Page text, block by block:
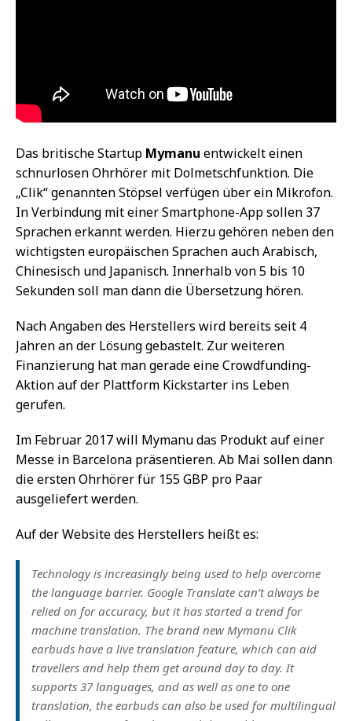
Das britische Startup Mymanu entwickelt einen
schnurlosen Ohrhörer mit Dolmetschfunktion. Die
„Clik“ genannten Stöpsel verfügen über ein Mikrofon.
In Verbindung mit einer Smartphone-App sollen 37
Sprachen erkannt werden. Hierzu gehören neben den
wichtigsten europäischen Sprachen auch Arabisch,
Chinesisch und Japanisch. Innerhalb von 5 bis 10
Sekunden soll man dann die Übersetzung hören.
Nach Angaben des Herstellers wird bereits seit 4
Jahren an der Lösung gebastelt. Zur weiteren
Finanzierung hat man gerade eine Crowdfunding-
Aktion auf der Plattform Kickstarter ins Leben
gerufen.
Im Februar 2017 will Mymanu das Produkt auf einer
Messe in Barcelona präsentieren. Ab Mai sollen dann
die ersten Ohrhörer für 155 GBP pro Paar
ausgeliefert werden.
Auf der Website des Herstellers heißt es:
Technology is increasingly being used to help overcome
the language barrier. Google Translate can’t always be
relied on for accuracy, but it has started a trend for
machine translation. The brand new Mymanu Clik
earbuds have a live translation feature, which can aid
travellers and help them get around day to day. It
supports 37 languages, and as well as one to one
translation, the earbuds can also be used for multilingual